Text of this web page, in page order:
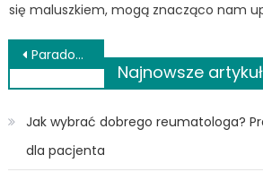
się maluszkiem, mogą znacząco nam
Nawigacja
wpisu
Paradontoza – skąd się bierze i jak się ją leczy?
Najnowsze
Jak wybrać dobrego reumatologa?
dla pacjenta